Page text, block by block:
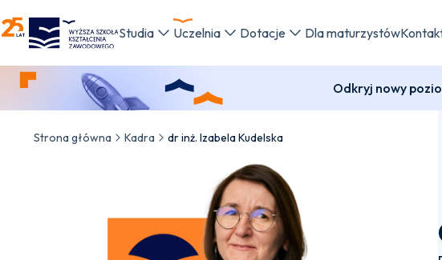
WSKZ - strona główna
Studia Uczelnia Dotacje Dla maturzystów
Odkryj nowy
Strona główna Kadra dr inż. Izabela Kudelska